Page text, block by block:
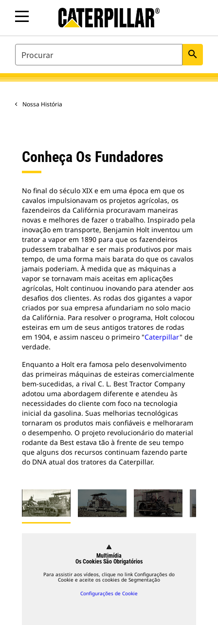
SEARCH search
Nossa História
Conheça Os Fundadores
No final do século XIX e em uma época em que os
cavalos impulsionavam os projetos agrícolas, os
fazendeiros da Califórnia procuravam maneiras
novas e melhores de fazer o trabalho. Inspirado pela
inovação em transporte, Benjamin Holt inventou um
trator a vapor em 1890 para que os fazendeiros
pudessem trabalhar e ser mais produtivos por mais
tempo, de uma forma mais barata do que os cavalos
jamais poderiam. À medida que as máquinas a
vapor se tornavam mais aceitas em aplicações
agrícolas, Holt continuou inovando para atender aos
desafios dos clientes. As rodas dos gigantes a vapor
criados por sua empresa afundariam no solo macio
da Califórnia. Para resolver o programa, Holt colocou
esteiras em um de seus antigos tratores de rodas
em 1904, e assim nasceu o primeiro "Caterpillar" de
verdade.
Enquanto a Holt era famosa pelo desenvolvimento
das primeiras máquinas de esteiras comercialmente
bem-sucedidas, a rival C. L. Best Tractor Company
adotou uma abordagem diferente e atendeu às
necessidades do cliente com foco na tecnologia
inicial da gasolina. Suas melhorias tecnológicas
tornaram os produtos mais confiáveis e melhoraram
o desempenho. O projeto revolucionário do material
rodante da Best estava tão à frente de seu tempo
que alguns dos recursos continuam fazendo parte
do DNA atual dos tratores da Caterpillar.
warning
Multimídia
Os Cookies São Obrigatórios
Para assistir aos vídeos, clique no link Configurações do
Cookie e aceite os cookies de Segmentação
Configurações de Cookie